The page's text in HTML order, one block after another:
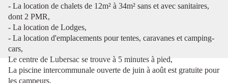
- La location de chalets de 12m² à 34m² sans et avec sanitaires,
dont 2 PMR,
- La location de Lodges,
- La location d'emplacements pour tentes, caravanes et camping-
cars,
Le centre de Lubersac se trouve à 5 minutes à pied,
La piscine intercommunale ouverte de juin à août est gratuite pour
les campeurs,